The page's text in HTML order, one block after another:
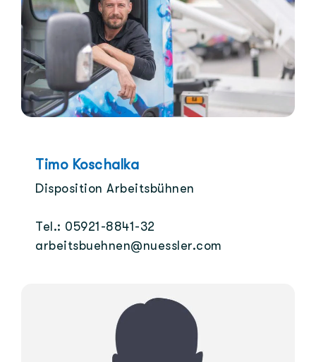
Timo Koschalka
Disposition Arbeitsbühnen
Tel.: 05921-8841-32
arbeitsbuehnen@nuessler.com